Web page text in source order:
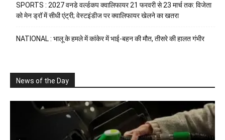
SPORTS : 2027 वनडे वर्ल्डकप क्वालिफायर 21 फरवरी से 23 मार्च तक: विजेता
को मेन ड्रॉ में सीधी एंट्री; वेस्टइंडीज पर क्वालिफायर खेलने का खतरा
NATIONAL : भालू के हमले में कांकेर में भाई-बहन की मौत, तीसरे की हालत गंभीर
News of the Day